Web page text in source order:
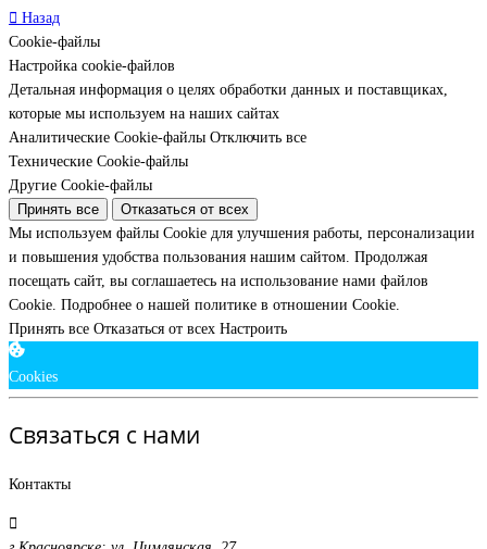
Назад
Cookie-файлы
Настройка cookie-файлов
Детальная информация о целях обработки данных и поставщиках,
которые мы используем на наших сайтах
Аналитические Cookie-файлы Отключить все
Технические Cookie-файлы
Другие Cookie-файлы
Принять все
Отказаться от всех
Мы используем файлы Cookie для улучшения работы, персонализации
и повышения удобства пользования нашим сайтом. Продолжая
посещать сайт, вы соглашаетесь на использование нами файлов
Cookie. Подробнее о нашей политике в отношении Cookie.
Принять все Отказаться от всех Настроить
Cookies
Связаться с нами
Контакты